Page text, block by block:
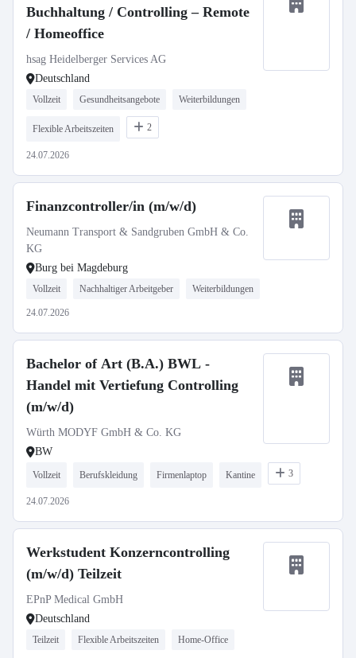
Buchhaltung / Controlling – Remote
/ Homeoffice
hsag Heidelberger Services AG
Deutschland
Vollzeit Gesundheitsangebote Weiterbildungen
Flexible Arbeitszeiten 2
24.07.2026
Finanzcontroller/in (m/w/d)
Neumann Transport & Sandgruben GmbH & Co.
KG
Burg bei Magdeburg
Vollzeit Nachhaltiger Arbeitgeber Weiterbildungen
24.07.2026
Bachelor of Art (B.A.) BWL -
Handel mit Vertiefung Controlling
(m/w/d)
Würth MODYF GmbH & Co. KG
BW
Vollzeit Berufskleidung Firmenlaptop Kantine 3
24.07.2026
Werkstudent Konzerncontrolling
(m/w/d) Teilzeit
EPnP Medical GmbH
Deutschland
Teilzeit Flexible Arbeitszeiten Home-Office